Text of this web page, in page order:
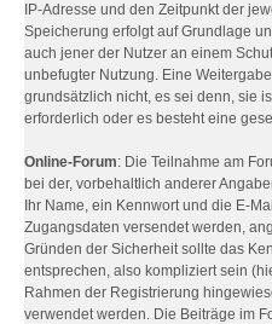
IP-Adresse und den Zeitpunkt der
Speicherung erfolgt auf Grundlage
auch jener der Nutzer an einem
unbefugter Nutzung. Eine
grundsätzlich nicht, es sei denn, sie
erforderlich oder es besteht eine
Online-Forum: Die Teilnahme am
bei der, vorbehaltlich anderer
Ihr Name, ein Kennwort und die E-
Zugangsdaten versendet werden,
Gründen der Sicherheit sollte das
entsprechen, also kompliziert sein
Rahmen der Registrierung
verwendet werden. Die Beiträge im